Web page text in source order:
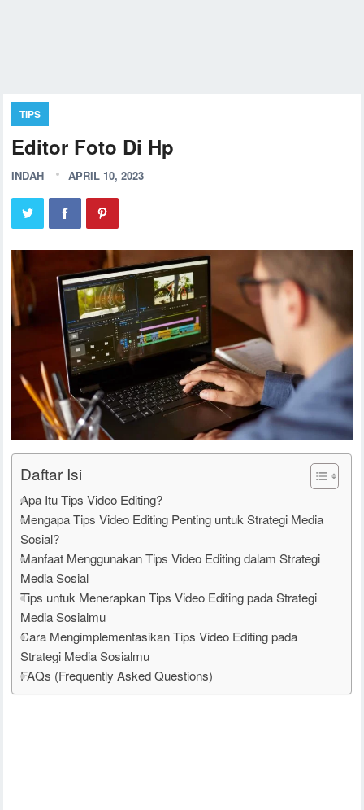
TIPS
Editor Foto Di Hp
INDAH APRIL 10, 2023
Daftar Isi
Apa Itu Tips Video Editing?
Mengapa Tips Video Editing Penting untuk Strategi Media
Sosial?
Manfaat Menggunakan Tips Video Editing dalam Strategi
Media Sosial
Tips untuk Menerapkan Tips Video Editing pada Strategi
Media Sosialmu
Cara Mengimplementasikan Tips Video Editing pada
Strategi Media Sosialmu
FAQs (Frequently Asked Questions)